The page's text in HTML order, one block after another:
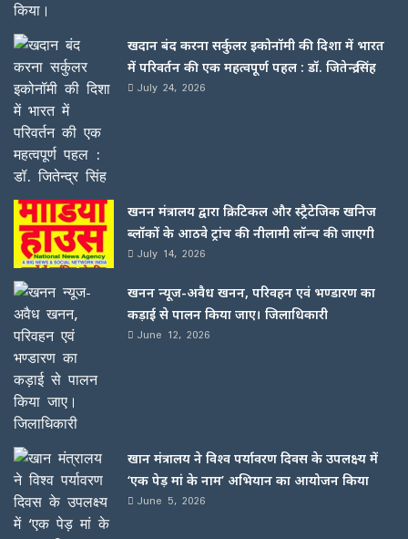
खदान बंद करना सर्कुलर इकोनॉमी की दिशा में भारत
में परिवर्तन की एक महत्वपूर्ण पहल : डॉ. जितेन्द्र सिंह
July 24, 2026
खनन मंत्रालय द्वारा क्रिटिकल और स्ट्रैटेजिक खनिज
ब्लॉकों के आठवे ट्रांच की नीलामी लॉन्च की जाएगी
July 14, 2026
खनन न्यूज-अवैध खनन, परिवहन एवं भण्डारण का
कड़ाई से पालन किया जाए। जिलाधिकारी
June 12, 2026
खान मंत्रालय ने विश्व पर्यावरण दिवस के उपलक्ष्य में
‘एक पेड़ मां के नाम’ अभियान का आयोजन किया
June 5, 2026